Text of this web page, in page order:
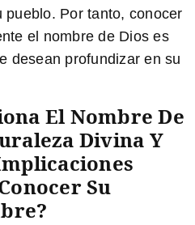
pueblo. Por tanto, conocer
el nombre de Dios es
desean profundizar en su
El Nombre De
Divina Y
Su